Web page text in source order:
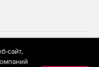
применяются
технологии
сайт,